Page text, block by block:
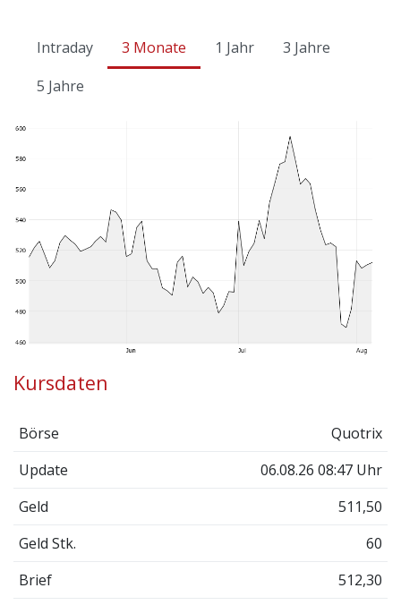
Intraday 3 Monate 1 Jahr
3 Jahre
5 Jahre
Kursdaten
Börse
Quotrix
Update
06.08.26 08:47 Uhr
Geld
511,50
Geld Stk.
60
Brief
512,30